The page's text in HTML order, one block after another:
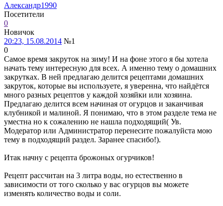
Александр1990
Посетители
0
Новичок
20:23, 15.08.2014 №1
0
Самое время закруток на зиму! И на фоне этого я бы хотела
начать тему интересную для всех. А именно тему о домашних
закрутках. В ней предлагаю делится рецептами домашних
закруток, которые вы используете, я уверенна, что найдётся
много разных рецептов у каждой хозяйки или хозяина.
Предлагаю делится всем начиная от огурцов и заканчивая
клубникой и малиной. Я понимаю, что в этом разделе тема не
уместна но к сожалению не нашла подходящий( Ув.
Модератор или Администратор перенесите пожалуйста мою
тему в подходящий раздел. Заранее спасибо!).
Итак начну с рецепта брожоных огурчиков!
Рецепт рассчитан на 3 литра воды, но естественно в
зависимости от того сколько у вас огурцов вы можете
изменять количество воды и соли.